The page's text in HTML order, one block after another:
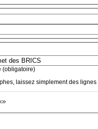
(obligatoire)
laissez simplement des lignes